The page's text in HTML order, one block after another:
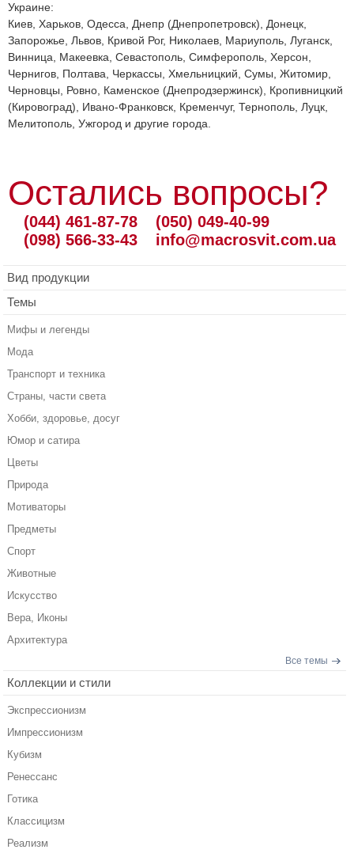
Украине:
Киев, Харьков, Одесса, Днепр (Днепропетровск), Донецк,
Запорожье, Львов, Кривой Рог, Николаев, Мариуполь, Луганск,
Винница, Макеевка, Севастополь, Симферополь, Херсон,
Чернигов, Полтава, Черкассы, Хмельницкий, Сумы, Житомир,
Черновцы, Ровно, Каменское (Днепродзержинск), Кропивницкий
(Кировоград), Ивано-Франковск, Кременчуг, Тернополь, Луцк,
Мелитополь, Ужгород и другие города.
Остались вопросы?
(044) 461-87-78
(098) 566-33-43
(050) 049-40-99
info@macrosvit.com.ua
Вид продукции
Темы
Мифы и легенды
Мода
Транспорт и техника
Страны, части света
Хобби, здоровье, досуг
Юмор и сатира
Цветы
Природа
Мотиваторы
Предметы
Спорт
Животные
Искусство
Вера, Иконы
Архитектура
Все темы
Коллекции и стили
Экспрессионизм
Импрессионизм
Кубизм
Ренессанс
Готика
Классицизм
Реализм